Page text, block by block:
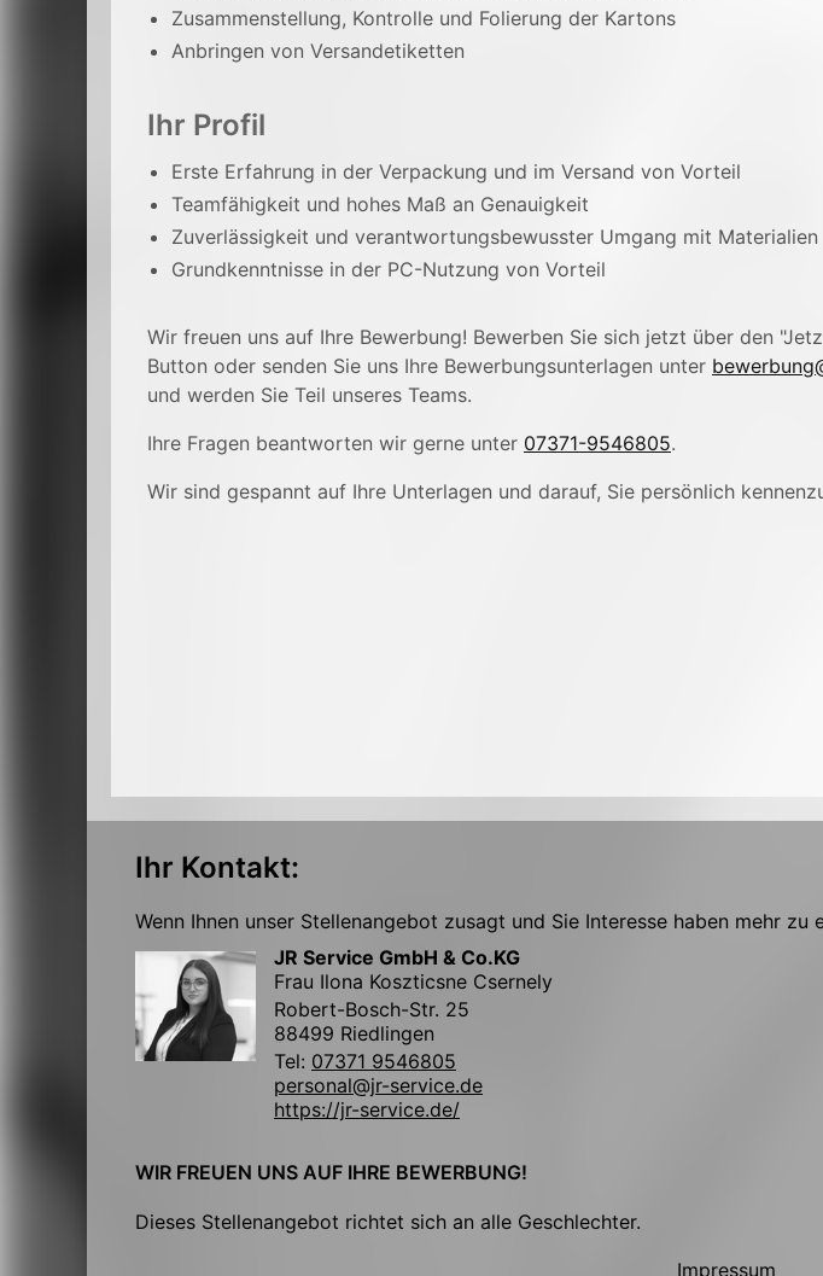
Zusammenstellung, Kontrolle und Folierung der Kartons
Anbringen von Versandetiketten
Ihr Profil
Erste Erfahrung in der Verpackung und im Versand von Vorteil
Teamfähigkeit und hohes Maß an Genauigkeit
Zuverlässigkeit und verantwortungsbewusster Umgang mit Materialien
Grundkenntnisse in der PC-Nutzung von Vorteil
Wir freuen uns auf Ihre Bewerbung! Bewerben Sie sich jetzt über den
Button oder senden Sie uns Ihre Bewerbungsunterlagen unter
und werden Sie Teil unseres Teams.
Ihre Fragen beantworten wir gerne unter 07371-9546805.
Wir sind gespannt auf Ihre Unterlagen und darauf, Sie persönlich
Ihr Kontakt:
Wenn Ihnen unser Stellenangebot zusagt und Sie Interesse haben mehr zu
JR Service GmbH & Co.KG
Frau Ilona Koszticsne Csernely
Robert-Bosch-Str. 25
88499 Riedlingen
Tel: 07371 9546805
personal@jr-service.de
https://jr-service.de/
WIR FREUEN UNS AUF IHRE BEWERBUNG!
Dieses Stellenangebot richtet sich an alle Geschlechter.
Impressum